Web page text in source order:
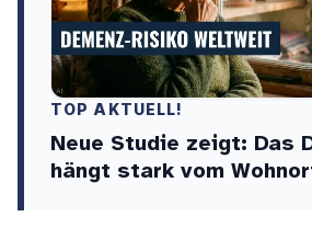
TOP AKTUELL!
Neue Studie zeigt: Das
hängt stark vom